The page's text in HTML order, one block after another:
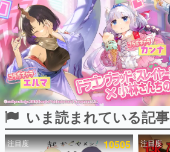
ピックアップ
いま読まれている記事
注目度 10505 注目度